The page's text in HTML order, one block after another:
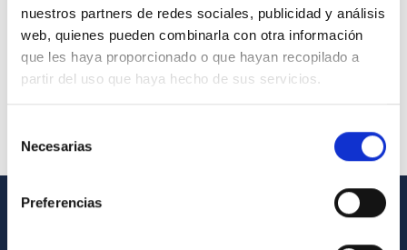
nuestros partners de redes sociales, publicidad y análisis
web, quienes pueden combinarla con otra información
que les haya proporcionado o que hayan recopilado a
partir del uso que haya hecho de sus servicios.
Necesarias
Preferencias